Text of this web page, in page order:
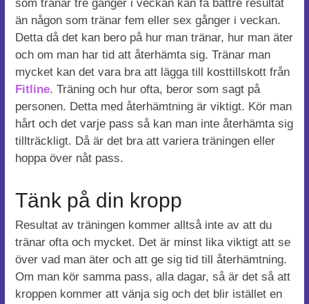
som tränar tre gånger i veckan kan få bättre resultat
än någon som tränar fem eller sex gånger i veckan.
Detta då det kan bero på hur man tränar, hur man äter
och om man har tid att återhämta sig. Tränar man
mycket kan det vara bra att lägga till kosttillskott från
Fitline. Träning och hur ofta, beror som sagt på
personen. Detta med återhämtning är viktigt. Kör man
hårt och det varje pass så kan man inte återhämta sig
tillträckligt. Då är det bra att variera träningen eller
hoppa över nåt pass.
Tänk på din kropp
Resultat av träningen kommer alltså inte av att du
tränar ofta och mycket. Det är minst lika viktigt att se
över vad man äter och att ge sig tid till återhämtning.
Om man kör samma pass, alla dagar, så är det så att
kroppen kommer att vänja sig och det blir istället en